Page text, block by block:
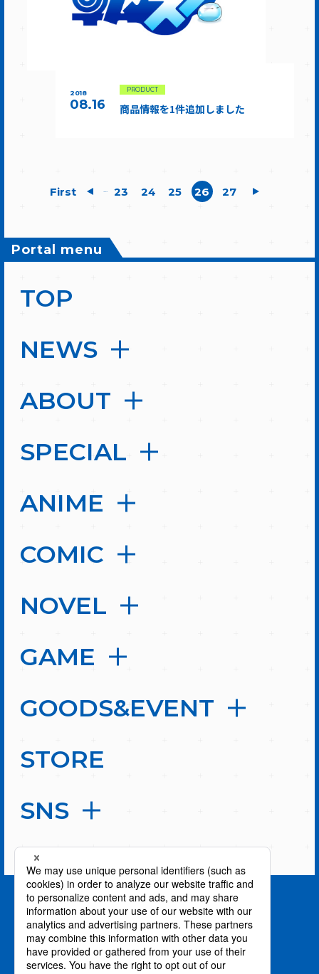
2018
08.16
PRODUCT
商品情報を1件追加しました
First ... 23 24 25 26 27
Portal menu
TOP
NEWS
ABOUT
SPECIAL
ANIME
COMIC
NOVEL
GAME
GOODS&EVENT
STORE
SNS
PAGE TOP